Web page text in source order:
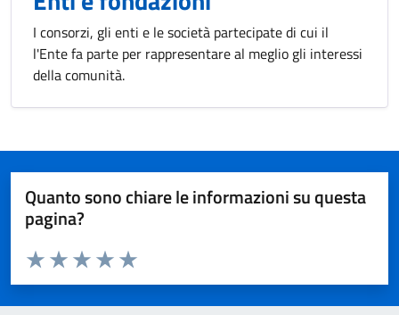
I consorzi, gli enti e le società partecipate di cui il
l'Ente fa parte per rappresentare al meglio gli interessi
della comunità.
Quanto sono chiare le informazioni su questa
pagina?
Valuta da 1 a 5 stelle la pagina
Valuta 5 stelle su 5
Valuta 4 stelle su 5
Valuta 3 stelle su 5
Valuta 2 stelle su 5
Valuta 1 stelle su 5